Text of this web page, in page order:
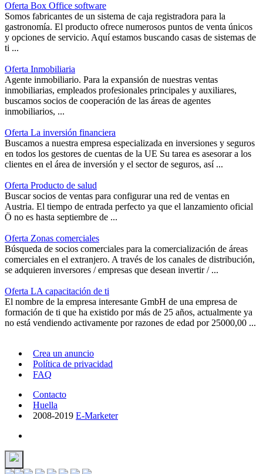
Oferta Box Office software
Somos fabricantes de un sistema de caja registradora para la
gastronomía. El producto ofrece numerosos puntos de venta únicos
y opciones de servicio. Aquí estamos buscando casas de sistemas de
ti ...
Oferta Inmobiliaria
Agente inmobiliario. Para la expansión de nuestras ventas
inmobiliarias, empleados profesionales principales y auxiliares,
buscamos socios de cooperación de las áreas de agentes
inmobiliarios, ...
Oferta La inversión financiera
Buscamos a nuestra empresa especializada en inversiones y seguros
en todos los gestores de cuentas de la UE Su tarea es asesorar a los
clientes en el área de inversión y el sector de seguros, así ...
Oferta Producto de salud
Buscar socios de ventas para configurar una red de ventas en
Austria. El tiempo de entrada perfecto ya que el lanzamiento oficial
Ö no es hasta septiembre de ...
Oferta Zonas comerciales
Búsqueda de socios comerciales para la comercialización de áreas
comerciales en el extranjero. A través de los canales de distribución,
se adquieren inversores / empresas que desean invertir / ...
Oferta LA capacitación de ti
El nombre de la empresa interesante GmbH de una empresa de
formación de ti que ha existido por más de 25 años, actualmente ya
no está vendiendo activamente por razones de edad por 25000,00 ...
Crea un anuncio
Política de privacidad
FAQ
Contacto
Huella
2008-2019 E-Marketer